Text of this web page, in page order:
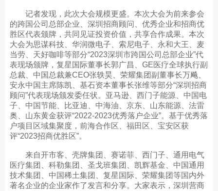
记者发现，此次大会规模更盛。本次大会为前来参会
的跨国公司总部企业、深圳招商顾问、优秀企业和招商优
胜区代表颁牌，共同见证投资价值，共享合作成果。本次
大会为思谋科技、华润微电子、索尼电子、永和大王、麦
当劳、天好咖啡等部分“2023深圳市跨国公司总部企业”代
表现场颁牌，复星国际董事长郭广昌、GE医疗全球执行副
总裁、中国总裁兼CEO张轶昊、荣耀集团副董事长万飚、
安永中国主席陈凯、基石资本董事长张维等部分“深圳招商
顾问”代表现场颁发委任状。亚马逊、西门子能源、中国电
子、中国节能、比亚迪、中海油、京东、山东能源、法雷
奥、山东黄金获评“2022-2023优秀落户企业”。基于优秀落
户项目区域集聚度，前海合作区、福田区、宝安区获
评“2023招商优胜区”。
来自开市客、壳牌集团、赛诺菲、西门子、通用电气
医疗集团、科勒集团、圣戈班集团、凯辉基金、中国通用
技术集团、中国稀土集团、复星国际、荣耀集团等国内外
著名企业的企业家作了发言和分享。大家表示，深圳营商